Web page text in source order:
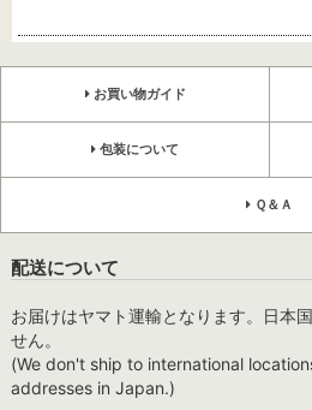
お買い物ガイド
包装について
Ｑ＆Ａ
配送について
お届けはヤマト運輸となります。日本
せん。
(We don't ship to international
addresses in Japan.)